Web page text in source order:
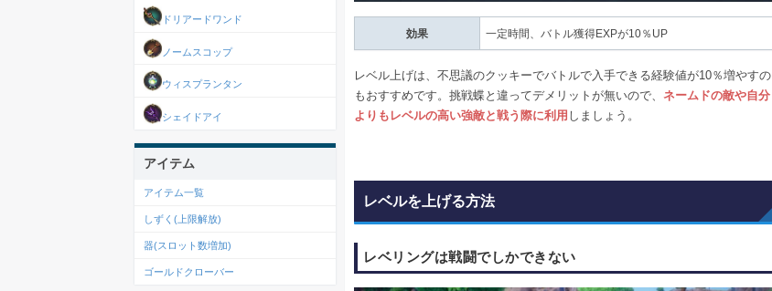
効果 一定時間、バトル獲得EXPが10％UP
レベル上げは、不思議のクッキーでバトルで入手できる経験値が10％増やすの
もおすすめです。挑戦蝶と違ってデメリットが無いので、 ネームドの敵や自分
よりもレベルの高い強敵と戦う際に利用 しましょう。
レベルを上げる方法
レベリングは戦闘でしかできない
ドリアードワンド
ノームスコップ
ウィスプランタン
シェイドアイ
アイテム
アイテム一覧
しずく(上限解放)
器(スロット数増加)
ゴールドクローバー